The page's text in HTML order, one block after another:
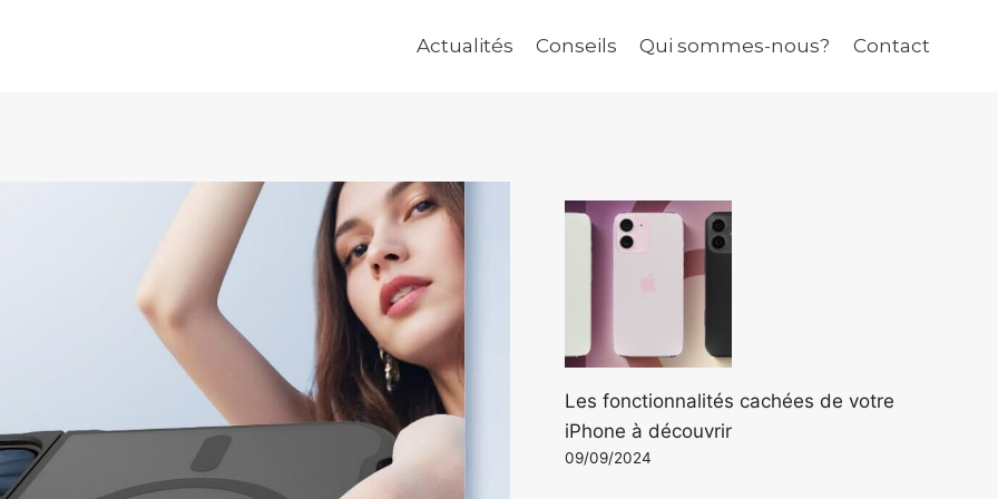
Actualités Conseils Qui sommes-nous? Contact
Les fonctionnalités cachées de votre
iPhone à découvrir
09/09/2024